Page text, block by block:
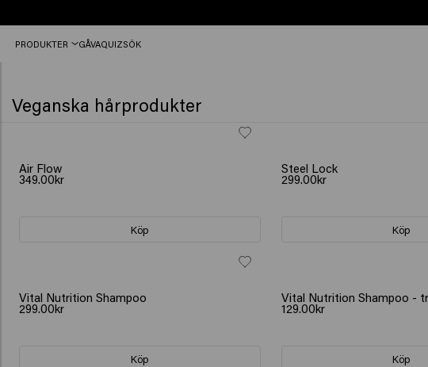
frakt
från
PRODUKTER GÅVAQUIZSÖK
Veganska hårprodukter
NY
Air Flow
349.00kr
Köp
NY
Steel Lock
299.00kr
Köp
Vital Nutrition Shampoo
299.00kr
Köp
Vital Nutrition Shampoo -
129.00kr
Köp